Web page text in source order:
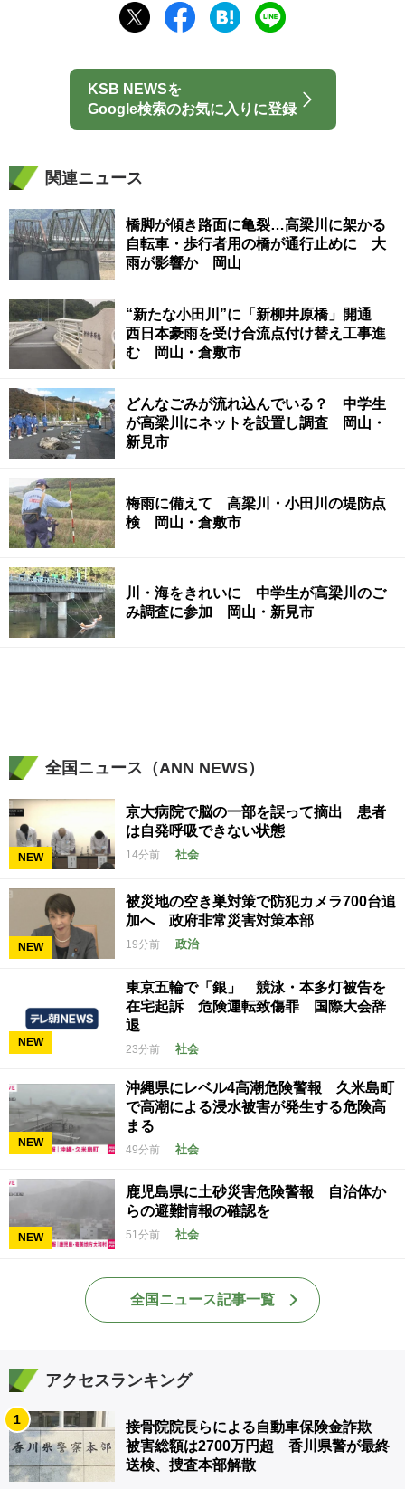
KSB NEWSを
Google検索のお気に入りに登録
関連ニュース
橋脚が傾き路面に亀裂…高梁川に架かる
自転車・歩行者用の橋が通行止めに 大
雨が影響か 岡山
“新たな小田川”に「新柳井原橋」開通
西日本豪雨を受け合流点付け替え工事進
む 岡山・倉敷市
どんなごみが流れ込んでいる？ 中学生
が高梁川にネットを設置し調査 岡山・
新見市
梅雨に備えて 高梁川・小田川の堤防点
検 岡山・倉敷市
川・海をきれいに 中学生が高梁川のご
み調査に参加 岡山・新見市
全国ニュース（ANN NEWS）
NEW
京大病院で脳の一部を誤って摘出 患者
は自発呼吸できない状態
14分前 社会
NEW
被災地の空き巣対策で防犯カメラ700台追
加へ 政府非常災害対策本部
19分前 政治
NEW
東京五輪で「銀」 競泳・本多灯被告を
在宅起訴 危険運転致傷罪 国際大会辞
退
23分前 社会
NEW
沖縄県にレベル4高潮危険警報 久米島町
で高潮による浸水被害が発生する危険高
まる
49分前 社会
NEW
鹿児島県に土砂災害危険警報 自治体か
らの避難情報の確認を
51分前 社会
全国ニュース記事一覧
アクセスランキング
1
接骨院院長らによる自動車保険金詐欺
被害総額は2700万円超 香川県警が最終
送検、捜査本部解散